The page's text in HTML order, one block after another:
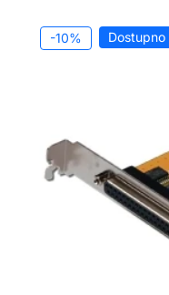
-10% Dostupno